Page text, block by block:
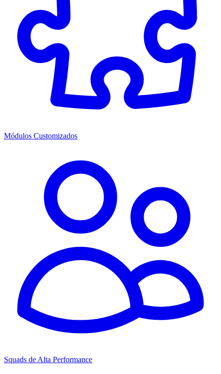
Módulos Customizados
Squads de Alta Performance